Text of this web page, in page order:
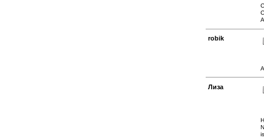
robik
Лиза